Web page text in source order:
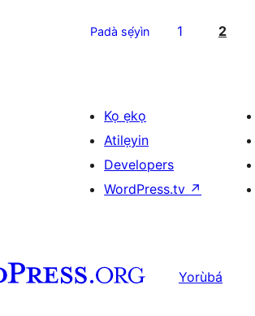
Padà sẹ́yìn 1 2
Kọ ẹkọ
Atilẹyin
Developers
WordPress.tv ↗
Yorùbá